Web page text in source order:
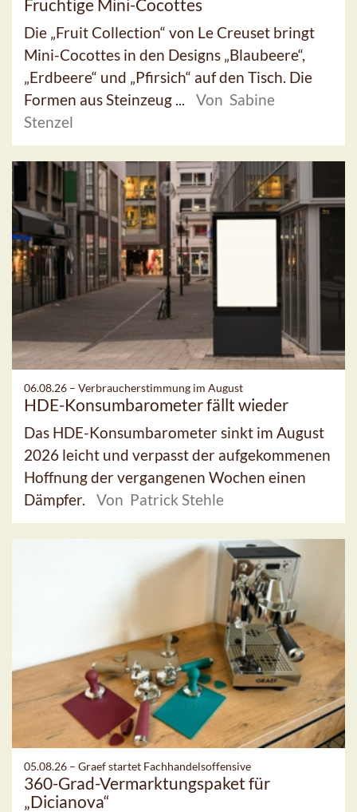
Fruchtige Mini-Cocottes
Die „Fruit Collection“ von Le Creuset bringt
Mini-Cocottes in den Designs „Blaubeere“,
„Erdbeere“ und „Pfirsich“ auf den Tisch. Die
Formen aus Steinzeug ...
Von Sabine
Stenzel
06.08.26 – Verbraucherstimmung im August
HDE-Konsumbarometer fällt wieder
Das HDE-Konsumbarometer sinkt im August
2026 leicht und verpasst der aufgekommenen
Hoffnung der vergangenen Wochen einen
Dämpfer.
Von Patrick Stehle
05.08.26 – Graef startet Fachhandelsoffensive
360-Grad-Vermarktungspaket für
„Dicianova“